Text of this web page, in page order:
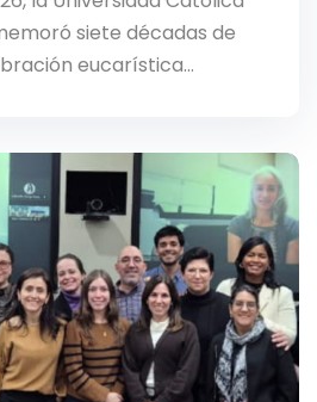
siete décadas de
eucarística…